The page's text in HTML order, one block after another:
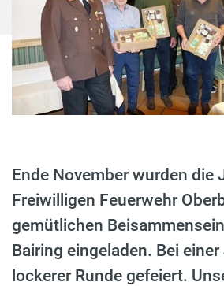
Ende November wurden die
Freiwilligen Feuerwehr
gemütlichen
Bairing eingeladen. Bei
lockerer Runde gefeiert.